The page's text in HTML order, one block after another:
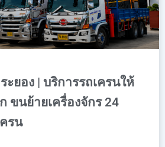
ะยอง | บริการรถเครนให้
ขนย้ายเครื่องจักร 24
รน